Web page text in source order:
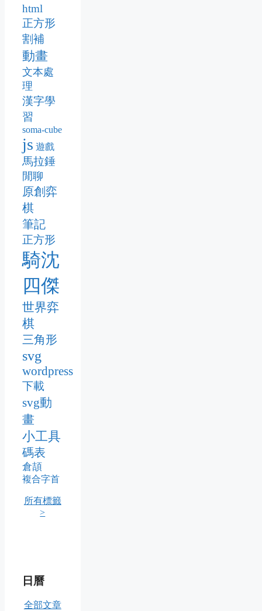
html
正方形
割補
動畫
文本處
理
漢字學
習
soma-cube
js 遊戲
馬拉錘
閒聊
原創弈
棋
筆記
正方形
騎沈
四傑
世界弈
棋
三角形
svg
wordpress
下載
svg動
畫
小工具
碼表
倉頡
複合字首
所有標籤
>
日曆
全部文章